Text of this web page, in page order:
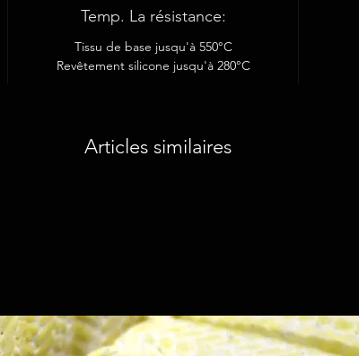
Temp. La résistance:
Tissu de base jusqu'à 550°C
Revêtement silicone jusqu'à 280°C
Articles similaires